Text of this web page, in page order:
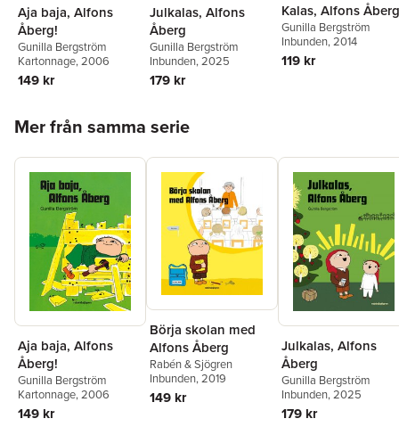
Aja baja, Alfons
Åberg!
Gunilla Bergström
Kartonnage, 2006
149 kr
Julkalas, Alfons
Åberg
Gunilla Bergström
Inbunden, 2025
179 kr
Kalas, Alfons
Gunilla Bergström
Inbunden, 2014
119 kr
Mer från samma serie
Aja baja, Alfons
Åberg!
Gunilla Bergström
Kartonnage, 2006
149 kr
Börja skolan med
Alfons Åberg
Rabén & Sjögren
Inbunden, 2019
149 kr
Julkalas, Alfons
Åberg
Gunilla Bergström
Inbunden, 2025
179 kr